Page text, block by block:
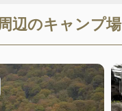
辺のキャンプ場